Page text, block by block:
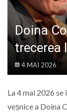
Doina
trecerea
4 MAI 2026
La 4 mai 2026
veșnice a Doina